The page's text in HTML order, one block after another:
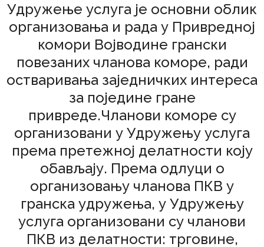
Удружење услуга је основни облик
организовања и рада у Привредној
комори Војводине грански
повезаних чланова коморе, ради
остваривања заједничких интереса
за поједине гране
привреде.Чланови коморе су
организовани у Удружењу услуга
према претежној делатности коју
обављају. Према одлуци о
организовању чланова ПКВ у
гранска удружења, у Удружењу
услуга организовани су чланови
ПКВ из делатности: трговине,